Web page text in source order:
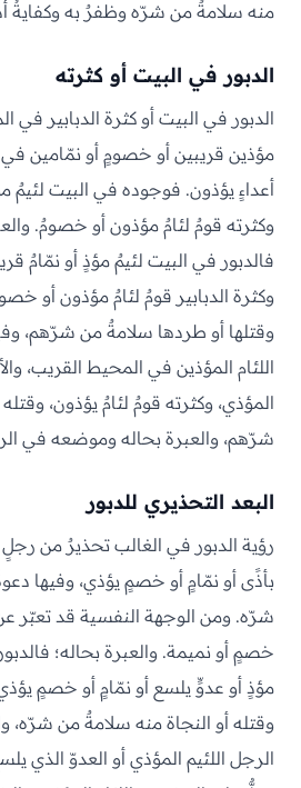
منه سلامةٌ من شرّه وظفرٌ به وكفايةُ
الدبور في البيت أو كثرته
الدبور في البيت أو كثرة الدبابير في
مؤذين قريبين أو خصومٍ أو نمّامين في
أعداءٍ يؤذون. فوجوده في البيت
وكثرته قومٌ لئامٌ مؤذون أو خصومٌ.
فالدبور في البيت لئيمٌ مؤذٍ أو نمّامٌ
وكثرة الدبابير قومٌ لئامٌ مؤذون أو
وقتلها أو طردها سلامةٌ من شرّهم،
اللئام المؤذين في المحيط القريب،
المؤذي، وكثرته قومٌ لئامٌ يؤذون،
شرّهم، والعبرة بحاله وموضعه في
البعد التحذيري للدبور
رؤية الدبور في الغالب تحذيرٌ من
بأذًى أو نمّامٍ أو خصمٍ يؤذي، وفيها
شرّه. ومن الوجهة النفسية قد تعبّر
خصمٍ أو نميمة. والعبرة بحاله؛
مؤذٍ أو عدوٍّ يلسع أو نمّامٍ أو خصمٍ
وقتله أو النجاة منه سلامةٌ من شرّه،
الرجل اللئيم المؤذي أو العدوّ الذي